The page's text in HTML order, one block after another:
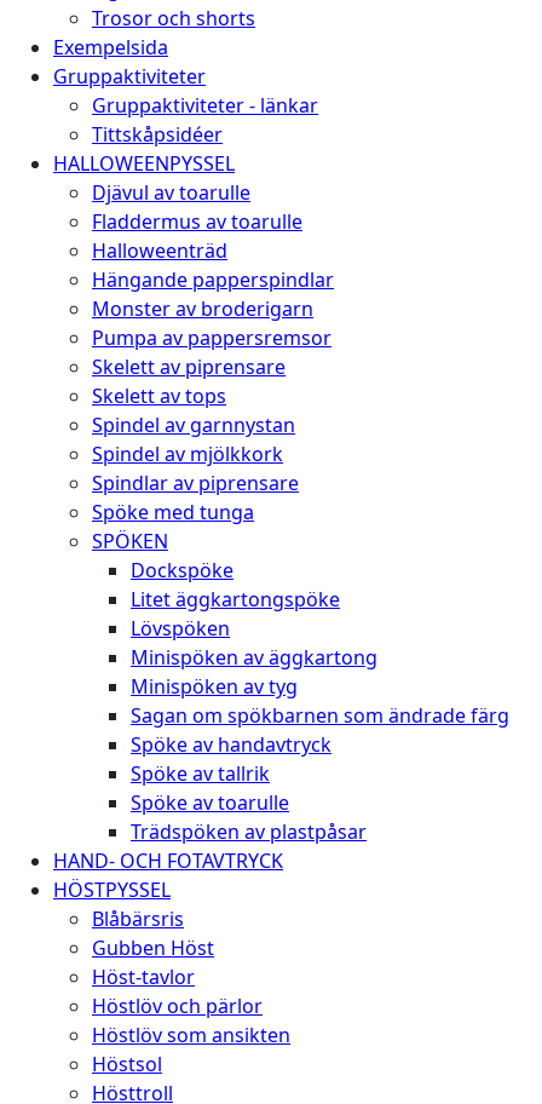
Trosor och shorts
Exempelsida
Gruppaktiviteter
Gruppaktiviteter - länkar
Tittskåpsidéer
HALLOWEENPYSSEL
Djävul av toarulle
Fladdermus av toarulle
Halloweenträd
Hängande papperspindlar
Monster av broderigarn
Pumpa av pappersremsor
Skelett av piprensare
Skelett av tops
Spindel av garnnystan
Spindel av mjölkkork
Spindlar av piprensare
Spöke med tunga
SPÖKEN
Dockspöke
Litet äggkartongspöke
Lövspöken
Minispöken av äggkartong
Minispöken av tyg
Sagan om spökbarnen som ändrade färg
Spöke av handavtryck
Spöke av tallrik
Spöke av toarulle
Trädspöken av plastpåsar
HAND- OCH FOTAVTRYCK
HÖSTPYSSEL
Blåbärsris
Gubben Höst
Höst-tavlor
Höstlöv och pärlor
Höstlöv som ansikten
Höstsol
Hösttroll